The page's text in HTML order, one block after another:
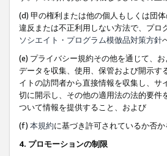
(d) 甲の権利または他の個人もしくは団
違反または不正利用しない方法で、プ
ソシエイト・プログラム模倣品対策方針
(e) プライバシー規約その他を通じて、
データを収集、使用、保管および開示
イトの訪問者から直接情報を収集し、
切に開示し、その他の適用法の法的要
ついて情報を提供すること、および
(f) 本規約に基づき許可されているか否
4. プロモーションの制限